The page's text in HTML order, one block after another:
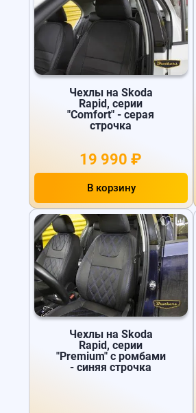
Чехлы на Skoda
Rapid, серии
"Comfort" - серая
строчка
19 990 ₽
В корзину
Чехлы на Skoda
Rapid, серии
"Premium" с ромбами
- синяя строчка